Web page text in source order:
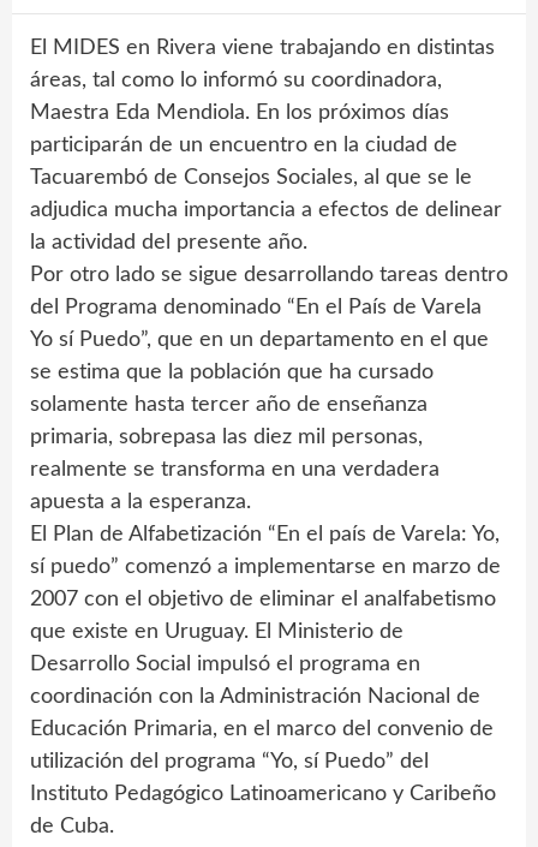
El MIDES en Rivera viene trabajando en distintas
áreas, tal como lo informó su coordinadora,
Maestra Eda Mendiola. En los próximos días
participarán de un encuentro en la ciudad de
Tacuarembó de Consejos Sociales, al que se le
adjudica mucha importancia a efectos de delinear
la actividad del presente año.
Por otro lado se sigue desarrollando tareas dentro
del Programa denominado “En el País de Varela
Yo sí Puedo”, que en un departamento en el que
se estima que la población que ha cursado
solamente hasta tercer año de enseñanza
primaria, sobrepasa las diez mil personas,
realmente se transforma en una verdadera
apuesta a la esperanza.
El Plan de Alfabetización “En el país de Varela: Yo,
sí puedo” comenzó a implementarse en marzo de
2007 con el objetivo de eliminar el analfabetismo
que existe en Uruguay. El Ministerio de
Desarrollo Social impulsó el programa en
coordinación con la Administración Nacional de
Educación Primaria, en el marco del convenio de
utilización del programa “Yo, sí Puedo” del
Instituto Pedagógico Latinoamericano y Caribeño
de Cuba.